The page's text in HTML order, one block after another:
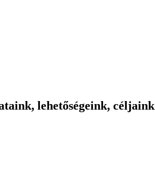
lehetőségeink, céljaink